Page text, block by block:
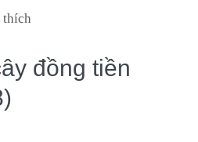
thích
đồng tiền